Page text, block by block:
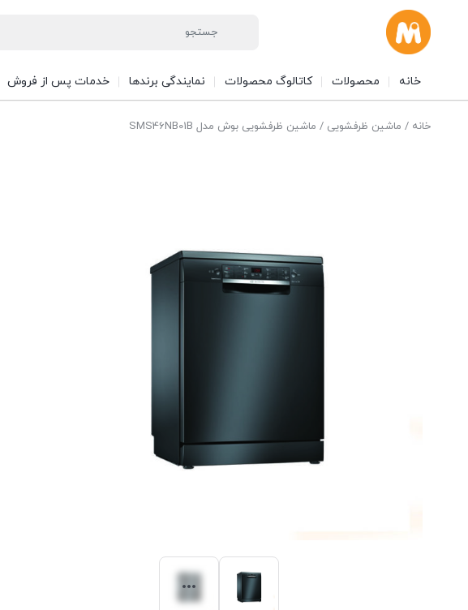
خانه محصولات کاتالوگ محصولات نمایندگی برندها خدمات پس از فروش
خانه / ماشین ظرفشویی / ماشین ظرفشویی بوش مدل SMS46NB01B